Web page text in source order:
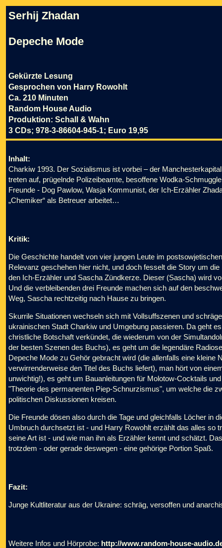
Serhij Zhadan
Depeche Mode
Gekürzte Lesung
Gesprochen von Harry Rowohlt
Ca. 210 Minuten
Random House Audio
Produktion: Schall & Wahn
3 CDs; 978-3-86604-945-1; Euro 19,95
Inhalt:
Charkiw 1993. Der Sozialismus ist vorbei – der
treten auf, prügelnde Polizeibeamte, besoffene Wodka-
Freunde - Dog Pawlow, Wasja Kommunist, der Ich-Erzähler
„Chemiker“ als Betreuer arbeitet…
Kritik:
Die Geschichte handelt von vier jungen Leute im
Relevanz geschehen hier nicht, und doch fesselt die Story um
den Ich-Erzähler und Sascha Zündkerze. Dieser (Sascha) wird
Und die verbleibenden drei Freunde machen sich auf den
Weg, Sascha rechtzeitig nach Hause zu bringen.
Skurrile Situationen wechseln sich mit Vollsuffszenen und
ukrainischen Stadt Charkiw und Umgebung passieren. Da geht
christliche Botschaft verkündet, die wiederum von der
der besten Szenen des Buchs), es geht um die legendäre
Depeche Mode zu Gehör gebracht wird (die allenfalls eine kleine
verwirrenderweise den Titel des Buchs liefert), man hört von
unwichtig!), es geht um Bauanleitungen für Molotow-Cocktails
"Theorie des permanenten Piep-Schnurzismus", um welche die
politischen Diskussionen kreisen.
Die Freunde dösen also durch die Tage und gleichfalls Löcher in
Umbruch durchsetzt ist - und Harry Rowohlt erzählt das alles so
seine Art ist - und wie man ihn als Erzähler kennt und schätzt.
trotzdem - oder gerade deswegen - eine gehörige Portion Spaß.
Fazit:
Junge Kultliteratur aus der Ukraine: schräg, versoffen und
Weitere Infos und Hörprobe: http://www.random-house-